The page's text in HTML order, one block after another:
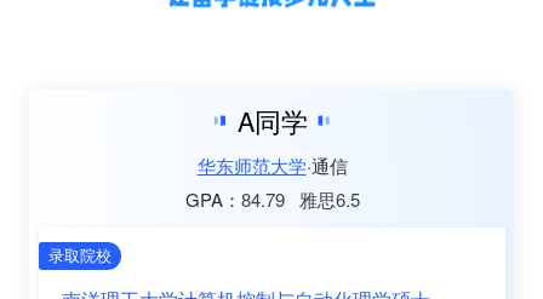
A同学
华东师范大学 通信
GPA： 84.79 雅思6.5
录取院校